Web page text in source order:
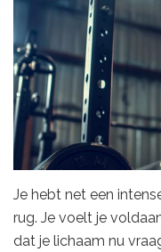
Je hebt net een
rug. Je voelt je
dat je lichaam nu